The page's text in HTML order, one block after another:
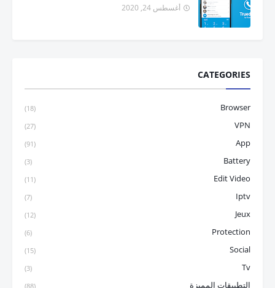
أغسطس 24, 2020
CATEGORIES
Browser
(18)
VPN
(27)
App
(91)
Battery
(3)
Edit Video
(11)
Iptv
(7)
Jeux
(12)
Protection
(6)
Social
(15)
Tv
(3)
التطبيقات المميزة (88)